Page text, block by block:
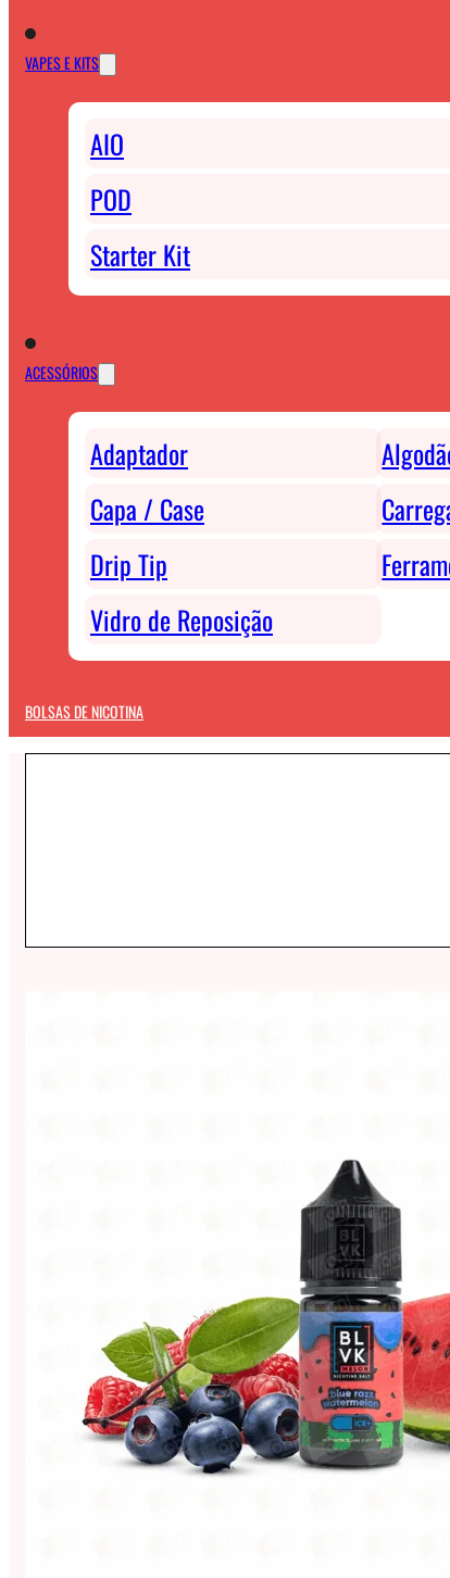
VAPES E KITS
AIO
POD
Starter Kit
ACESSÓRIOS
Adaptador
Capa / Case
Drip Tip
Vidro de Reposição
BOLSAS DE NICOTINA